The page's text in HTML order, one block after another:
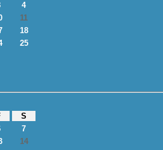
4
11
18
25
S
7
14